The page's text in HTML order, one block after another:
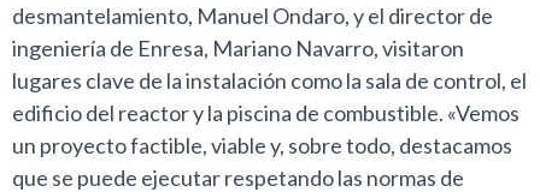
desmantelamiento, Manuel Ondaro, y el director de
ingeniería de Enresa, Mariano Navarro, visitaron
lugares clave de la instalación como la sala de control, el
edificio del reactor y la piscina de combustible. «Vemos
un proyecto factible, viable y, sobre todo, destacamos
que se puede ejecutar respetando las normas de